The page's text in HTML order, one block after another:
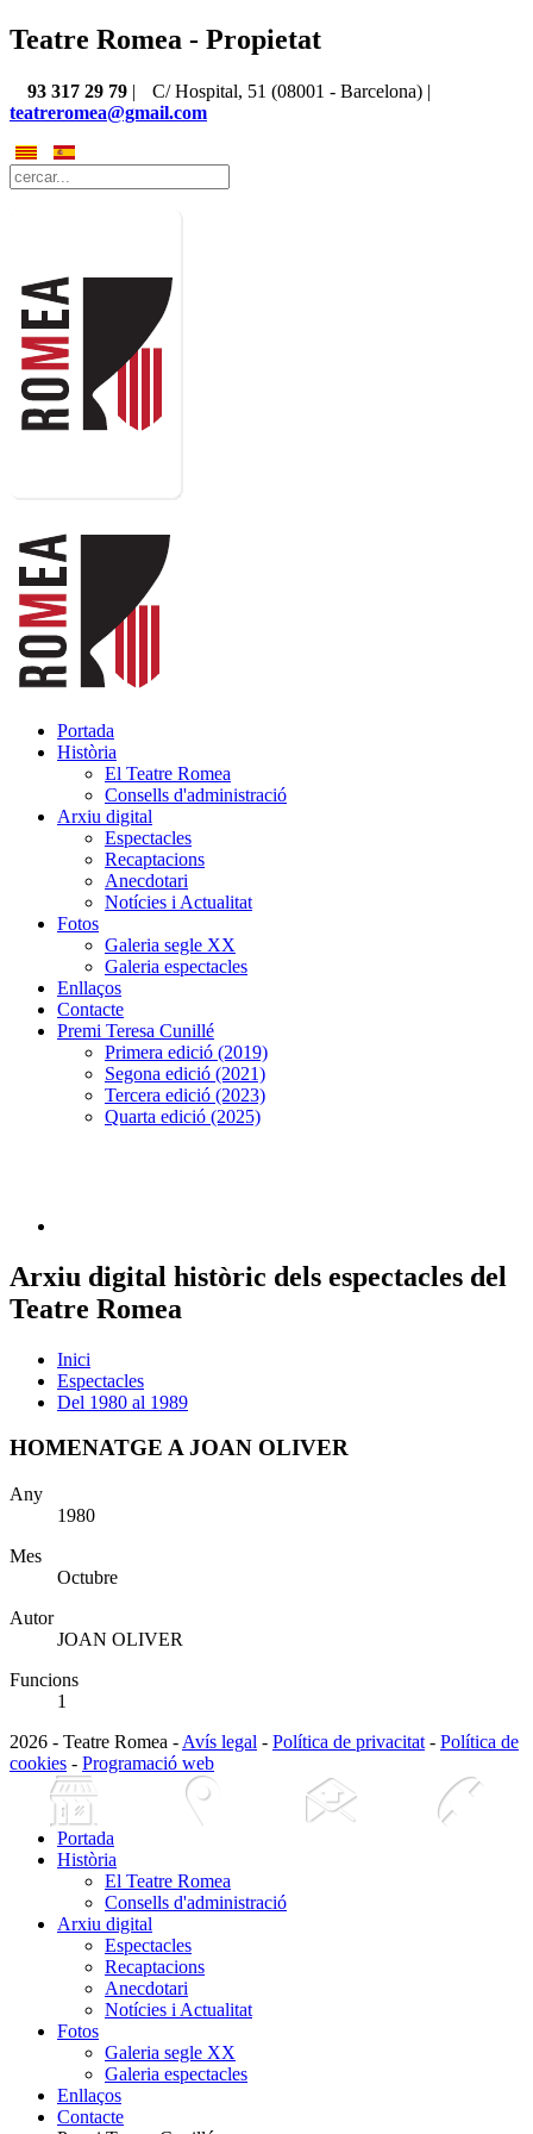
Teatre Romea - Propietat
93 317 29 79 |
C/ Hospital, 51 (08001 - Barcelona) |
teatreromea@gmail.com
Portada
Història
El Teatre Romea
Consells d'administració
Arxiu digital
Espectacles
Recaptacions
Anecdotari
Notícies i Actualitat
Fotos
Galeria segle XX
Galeria espectacles
Enllaços
Contacte
Premi Teresa Cunillé
Primera edició (2019)
Segona edició (2021)
Tercera edició (2023)
Quarta edició (2025)
Arxiu digital històric dels espectacles del
Teatre Romea
Inici
Espectacles
Del 1980 al 1989
HOMENATGE A JOAN OLIVER
Any
1980
Mes
Octubre
Autor
JOAN OLIVER
Funcions
1
2026 - Teatre Romea - Avís legal - Política de privacitat - Política de
cookies - Programació web
Portada
Història
El Teatre Romea
Consells d'administració
Arxiu digital
Espectacles
Recaptacions
Anecdotari
Notícies i Actualitat
Fotos
Galeria segle XX
Galeria espectacles
Enllaços
Contacte